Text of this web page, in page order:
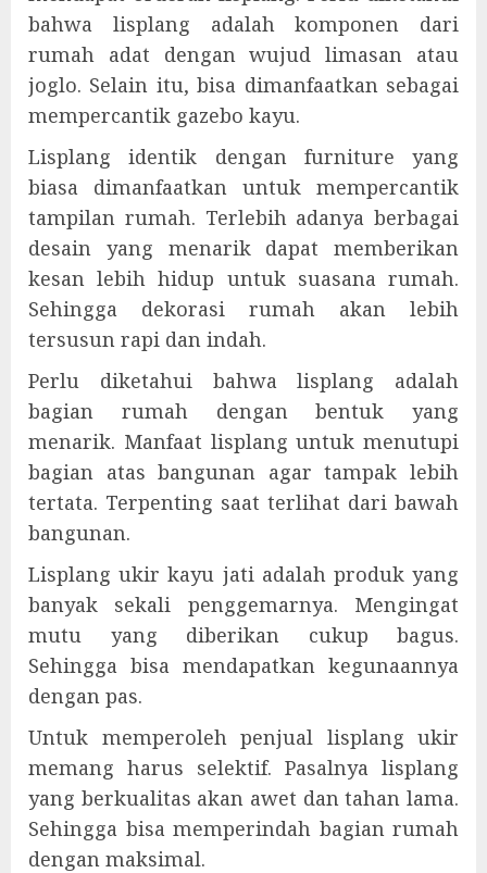
bahwa lisplang adalah komponen dari
rumah adat dengan wujud limasan atau
joglo. Selain itu, bisa dimanfaatkan sebagai
mempercantik gazebo kayu.
Lisplang identik dengan furniture yang
biasa dimanfaatkan untuk mempercantik
tampilan rumah. Terlebih adanya berbagai
desain yang menarik dapat memberikan
kesan lebih hidup untuk suasana rumah.
Sehingga dekorasi rumah akan lebih
tersusun rapi dan indah.
Perlu diketahui bahwa lisplang adalah
bagian rumah dengan bentuk yang
menarik. Manfaat lisplang untuk menutupi
bagian atas bangunan agar tampak lebih
tertata. Terpenting saat terlihat dari bawah
bangunan.
Lisplang ukir kayu jati adalah produk yang
banyak sekali penggemarnya. Mengingat
mutu yang diberikan cukup bagus.
Sehingga bisa mendapatkan kegunaannya
dengan pas.
Untuk memperoleh penjual lisplang ukir
memang harus selektif. Pasalnya lisplang
yang berkualitas akan awet dan tahan lama.
Sehingga bisa memperindah bagian rumah
dengan maksimal.